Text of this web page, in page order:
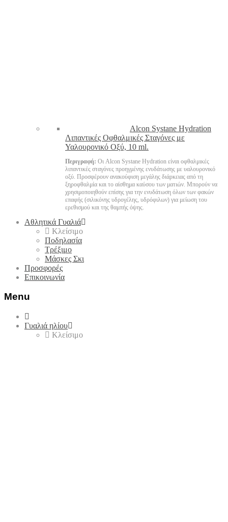
Alcon Systane Hydration
Λιπαντικές Οφθαλμικές Σταγόνες με
Υαλουρονικό Οξύ, 10 ml.
Περιγραφή: Οι Alcon Systane Hydration είναι οφθαλμικές
λιπαντικές σταγόνες προηγμένης ενυδάτωσης με υαλουρονικό
οξύ. Προσφέρουν ανακούφιση μεγάλης διάρκειας από τη
ξηροφθαλμία και το αίσθημα καύσου των ματιών. Μπορούν να
χρησιμοποιηθούν επίσης για την ενυδάτωση όλων των φακών
επαφής (σιλικόνης υδρογέλης, υδρόφιλων) για μείωση του
ερεθισμού και της θαμπής όψης.
Αθλητικά Γυαλιά
Κλείσιμο
Ποδηλασία
Τρέξιμο
Μάσκες Σκι
Προσφορές
Επικοινωνία
Menu
Skip
Γυαλιά ηλίου
Κλείσιμο